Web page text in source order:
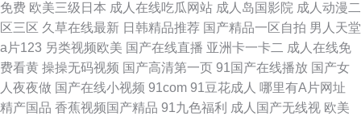
免费 欧美三级日本 成人在线吃瓜网站 成人岛国影院 成人动漫二
区三区 久草在线最新 日韩精品推荐 国产精品一区自拍 男人天堂
a片123 另类视频欧美 国产在线直播 亚洲卡一卡二 成人在线免
费看黄 操操无码视频 国产高清第一页 91国产在线播放 国产女
人夜夜做 国产在线小视频 91com 91豆花成人 哪里有A片网址
精产国品 香蕉视频国产精品 91九色福利 成人国产无线视 欧美